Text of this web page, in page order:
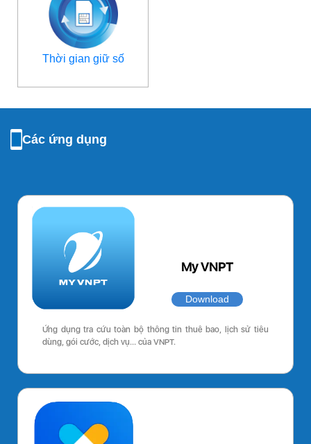
Thời gian giữ số
Các ứng dụng
My VNPT
Download
Ứng dụng tra cứu toàn bộ thông tin thuê bao, lịch sử tiêu
dùng, gói cước, dịch vụ… của VNPT.